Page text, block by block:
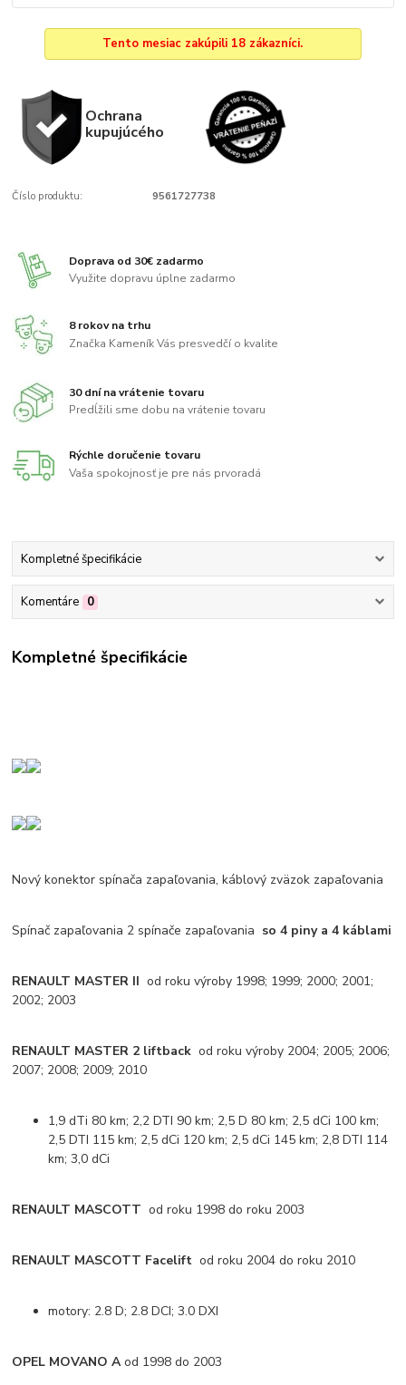
Tento mesiac zakúpili 18 zákazníci.
Ochrana
kupujúcého
Číslo produktu: 9561727738
Doprava od 30€ zadarmo
Využite dopravu úplne zadarmo
8 rokov na trhu
Značka Kameník Vás presvedčí o kvalite
30 dní na vrátenie tovaru
Predĺžili sme dobu na vrátenie tovaru
Rýchle doručenie tovaru
Vaša spokojnosť je pre nás prvoradá
Kompletné špecifikácie
Komentáre 0
Kompletné špecifikácie
Nový konektor spínača zapaľovania, káblový zväzok zapaľovania
Spínač zapaľovania 2 spínače zapaľovania so 4 piny a 4 káblami
RENAULT MASTER II od roku výroby 1998; 1999; 2000; 2001;
2002; 2003
RENAULT MASTER 2 liftback od roku výroby 2004; 2005; 2006;
2007; 2008; 2009; 2010
1,9 dTi 80 km; 2,2 DTI 90 km; 2,5 D 80 km; 2,5 dCi 100 km;
2,5 DTI 115 km; 2,5 dCi 120 km; 2,5 dCi 145 km; 2,8 DTI 114
km; 3,0 dCi
RENAULT MASCOTT od roku 1998 do roku 2003
RENAULT MASCOTT Facelift od roku 2004 do roku 2010
motory: 2.8 D; 2.8 DCI; 3.0 DXI
OPEL MOVANO Aod 1998 do 2003